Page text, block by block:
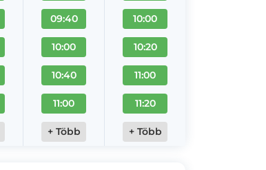
09:40
10:00
10:40
11:00
+ Több
10:00
10:20
11:00
11:20
+ Több